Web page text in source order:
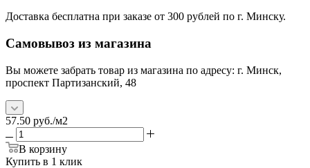
Доставка бесплатна при заказе от 300 рублей по г. Минску.
Самовывоз из магазина
Вы можете забрать товар из магазина по адресу: г. Минск,
проспект Партизанский, 48
57.50 руб./м2
В корзину
Купить в 1 клик